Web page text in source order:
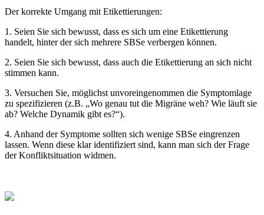
Der korrekte Umgang mit Etikettierungen:
1. Seien Sie sich bewusst, dass es sich um eine Etikettierung
handelt, hinter der sich mehrere SBSe verbergen können.
2. Seien Sie sich bewusst, dass auch die Etikettierung an sich nicht
stimmen kann.
3. Versuchen Sie, möglichst unvoreingenommen die Symptomlage
zu spezifizieren (z.B. „Wo genau tut die Migräne weh? Wie läuft sie
ab? Welche Dynamik gibt es?“).
4. Anhand der Symptome sollten sich wenige SBSe eingrenzen
lassen. Wenn diese klar identifiziert sind, kann man sich der Frage
der Konfliktsituation widmen.